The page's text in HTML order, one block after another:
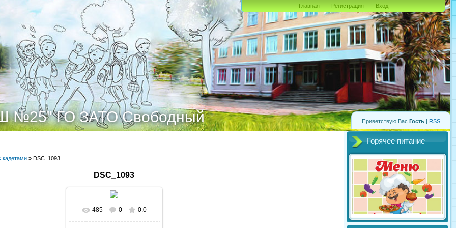
Приветствую Вас Гость | RSS
№25" ГО ЗАТО Свободный
Главная Регистрация Вход
кадетами » DSC_1093
DSC_1093
В реальном размере
485 0 0.0
Горячее питание